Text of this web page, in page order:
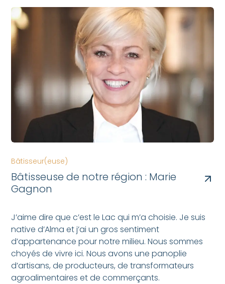
Bâtisseur(euse)
Bâtisseuse de notre région : Marie
Gagnon
J’aime dire que c’est le Lac qui m’a choisie. Je suis
native d’Alma et j’ai un gros sentiment
d’appartenance pour notre milieu. Nous sommes
choyés de vivre ici. Nous avons une panoplie
d’artisans, de producteurs, de transformateurs
agroalimentaires et de commerçants.